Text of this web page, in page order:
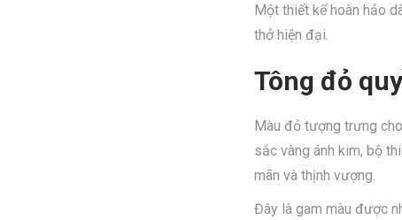
Một thiết kế hoàn hảo
thở hiện đại.
Tông đỏ
Màu đỏ tượng trưng
sắc vàng ánh kim, bộ
mãn và thịnh vượng.
Đây là gam màu được